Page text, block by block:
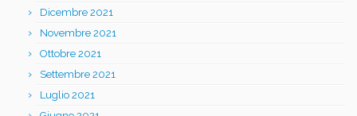
Dicembre 2021
Novembre 2021
Ottobre 2021
Settembre 2021
Luglio 2021